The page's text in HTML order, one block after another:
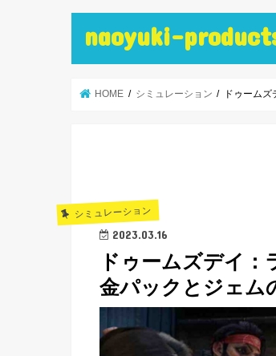
naoyuki-
HOME シミュレーション ドゥーム
シミュレーション
2023.03.16
ドゥームズデイ
金パックとジェム